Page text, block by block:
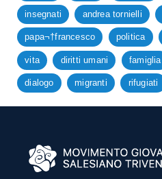
insegnati andrea tornielli
papa¬†francesco politica
vita diritti umani famiglia
dialogo migranti rifugiati